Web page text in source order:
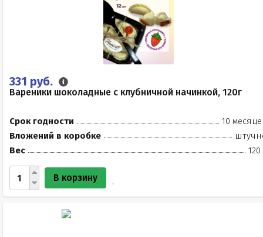
331 руб.
Вареники шоколадные с клубничной начинкой, 120г
Срок годности
10
Вложений в коробке
Вес
120
В корзину